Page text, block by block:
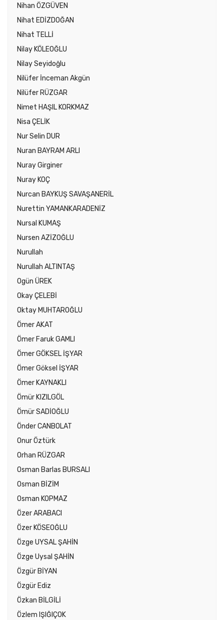
Nihan ÖZGÜVEN
Nihat EDİZDOĞAN
Nihat TELLİ
Nilay KÖLEOĞLU
Nilay Seyidoğlu
Nilüfer İnceman Akgün
Nilüfer RÜZGAR
Nimet HAŞIL KORKMAZ
Nisa ÇELİK
Nur Selin DUR
Nuran BAYRAM ARLI
Nuray Girginer
Nuray KOÇ
Nurcan BAYKUŞ SAVAŞANERİL
Nurettin YAMANKARADENİZ
Nursal KUMAŞ
Nursen AZİZOĞLU
Nurullah
Nurullah ALTINTAŞ
Ogün ÜREK
Okay ÇELEBİ
Oktay MUHTAROĞLU
Ömer AKAT
Ömer Faruk GAMLI
Ömer GÖKSEL İŞYAR
Ömer Göksel İŞYAR
Ömer KAYNAKLI
Ömür KIZILGÖL
Ömür SADİOĞLU
Önder CANBOLAT
Onur Öztürk
Orhan RÜZGAR
Osman Barlas BURSALI
Osman BİZİM
Osman KOPMAZ
Özer ARABACI
Özer KÖSEOĞLU
Özge UYSAL ŞAHİN
Özge Uysal ŞAHİN
Özgür BİYAN
Özgür Ediz
Özkan BİLGİLİ
Özlem IŞIĞIÇOK